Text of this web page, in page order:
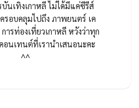
บันเทิงเกาหลี ไม่ได้มีแค่ซีรีส์
รอบคลุมไปถึง ภาพยนตร์ เค
ารท่องเที่ยวเกาหลี หวังว่าทุก
นเทนต์ที่เรานำเสนอนะคะ
^^